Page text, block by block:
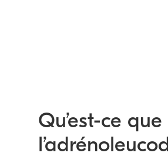
Qu’est-ce que